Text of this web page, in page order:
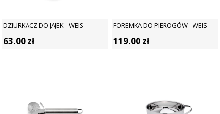
DZIURKACZ DO JAJEK - WEIS
63.00 zł
FOREMKA DO PIEROGÓW - WEIS
119.00 zł